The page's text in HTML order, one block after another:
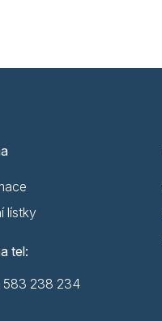
lístky
tel:
583 238 234